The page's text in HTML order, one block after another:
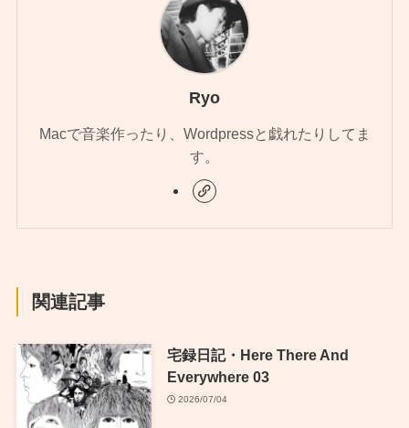
Ryo
Macで音楽作ったり、Wordpressと戯れたりしてま
す。
関連記事
宅録日記・Here There And
Everywhere 03
2026/07/04